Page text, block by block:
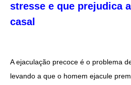
stresse e que prejudica
casal
A ejaculação precoce é o problema
levando a que o homem ejacule